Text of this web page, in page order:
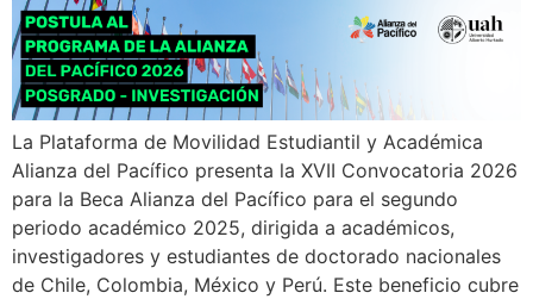
La Plataforma de Movilidad Estudiantil y Académica
Alianza del Pacífico presenta la XVII Convocatoria 2026
para la Beca Alianza del Pacífico para el segundo
periodo académico 2025, dirigida a académicos,
investigadores y estudiantes de doctorado nacionales
de Chile, Colombia, México y Perú. Este beneficio cubre